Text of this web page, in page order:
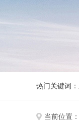
热门关键词：
当前位置：